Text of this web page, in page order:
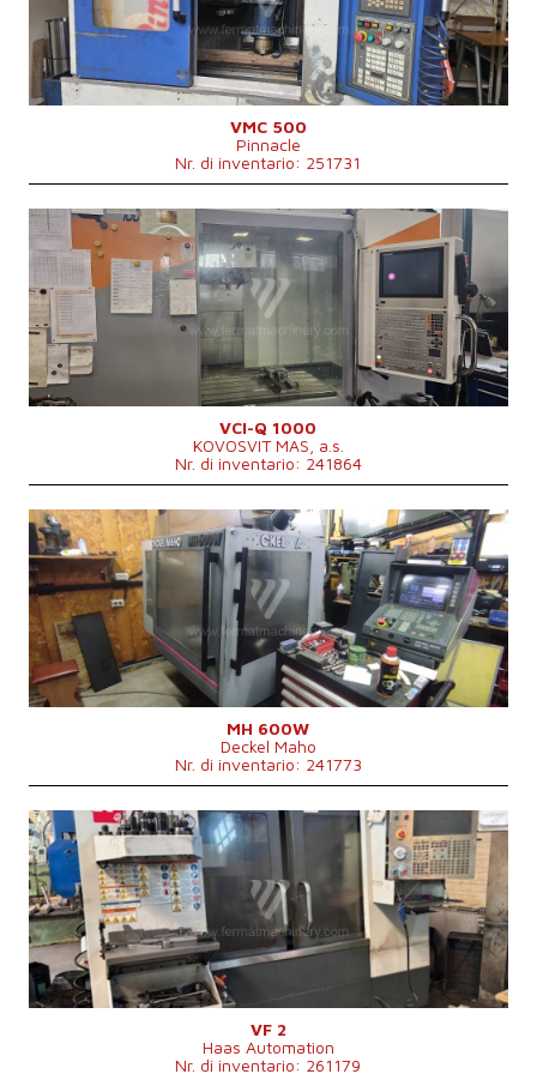
Spostamento asse X
510 mm
Spostamento asse Y
305 mm
Spostamento asse Z
305 mm
Giri del mandrino
0 - 2400 /min.
Numero di supporti trasversali
3
No
BT 40 .
Dimensioni lungh. x largh. x alt.
2300x1800x2250 mm
Peso della macchina
2000 kg
VMC 500
Pinnacle
Nr. di inventario: 251731
Anno di fabbricazione:
2002
Sistema di controllo
Sì
Sistema di controllo Heidenhain
TNC 620
Superficie di bloccaggio del banco1300 x 600 mm
Spostamento asse X
1000 mm
Spostamento asse Y
600 mm
Spostamento asse Z
650 mm
Giri del mandrino
0 - 8000 /min.
Numero di supporti trasversali
3
Sì
Cono per fissare mandrino
ISO 40 .
Dimensioni lungh. x largh. x alt.
3080 x 2700 x 2800 mm
Peso della macchina
5500 kg
VCI-Q 1000
KOVOSVIT MAS, a.s.
Nr. di inventario: 241864
Anno di fabbricazione:
0
Sistema di controllo
Sì
Sistema di controllo Heidenhain
TNC 425
Superficie di bloccaggio del bancomm
Spostamento asse X
600 mm
Spostamento asse Y
400 mm
Spostamento asse Z
400 mm
Giri del mandrino
0 - 6300 /min.
Numero di supporti trasversali
3
No
Cono per fissare mandrino
SK40 .
MH 600W
Deckel Maho
Nr. di inventario: 241773
Anno di fabbricazione:
2010
Sistema di controllo
Sistema di controllo Haas
Superficie di bloccaggio del banco
914x356 mm
Spostamento asse X
760 mm
Spostamento asse Y
400 mm
Spostamento asse Z
500 mm
Giri del mandrino
0 - 7000 /min.
Numero di supporti trasversali
4
Cono per fissare mandrino
SK 40 .
Massimo carico banco
680 kg
VF 2
Haas Automation
Nr. di inventario: 261179